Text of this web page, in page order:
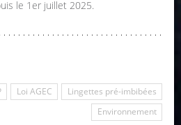
le 1er juillet 2025.
Loi AGEC
Lingettes pré-imbibées
Environnement